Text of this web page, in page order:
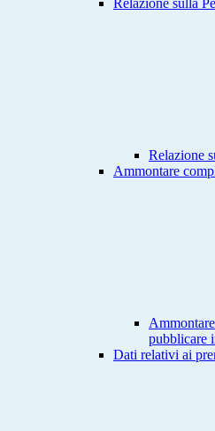
Relazione sulla
Relazione
Ammontare
pubblicare
Dati relativi ai